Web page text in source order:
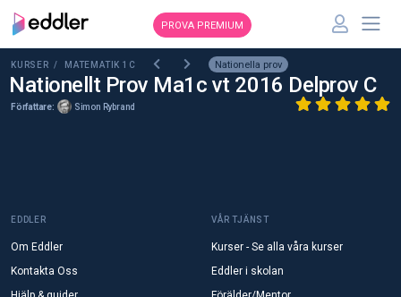
PROVA PREMIUM
KURSER / MATEMATIK 1C Nationella prov
Nationellt Prov Ma1c vt 2016 Delprov C
Författare: Simon Rybrand
EDDLER
Om Eddler
Kontakta Oss
VÅR TJÄNST
Kurser - Se alla våra kurser
Eddler i skolan